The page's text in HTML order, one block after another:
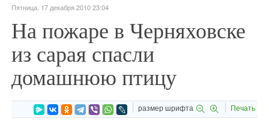
Пятница, 17 декабря 2010 23:04
На пожаре в Черняховске
из сарая спасли
домашнюю птицу
размер шрифта Печать